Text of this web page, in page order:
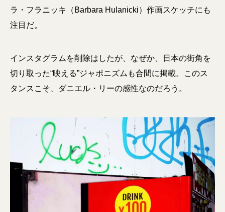
ラ・フラニッキ（Barbara Hulanicki）作画スケッチにも
注目だ。
インスタグラムを削除はしたが、なぜか、日本の街角を
切り取った“映える”ジャポニズムも合間に掲載。このス
タンスこそ、ダニエル・リーの感性なのだろう。